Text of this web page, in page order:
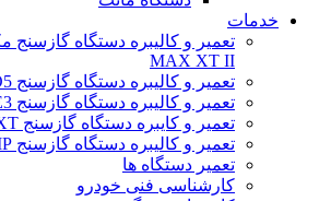
خدمات
MAX XT II
تعمیر و کالیبره دستگاه گازسنج BW MICRO5
تعمیر و کالیبره دستگاه گازسنج ToxiRAE3
تعمیر و کایبره دستگاه گازسنج IMPULS XT
تعمیر و کالیبره دستگاه گازسنج BW CLIP
تعمیر دستگاه ها
کارشناسی فنی خودرو